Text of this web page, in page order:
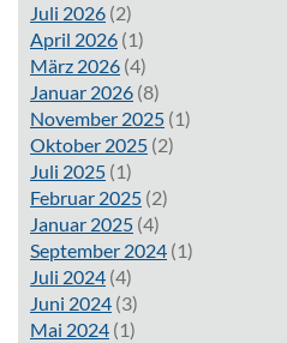
Juli 2026 (2)
April 2026 (1)
März 2026 (4)
Januar 2026 (8)
November 2025 (1)
Oktober 2025 (2)
Juli 2025 (1)
Februar 2025 (2)
Januar 2025 (4)
September 2024 (1)
Juli 2024 (4)
Juni 2024 (3)
Mai 2024 (1)